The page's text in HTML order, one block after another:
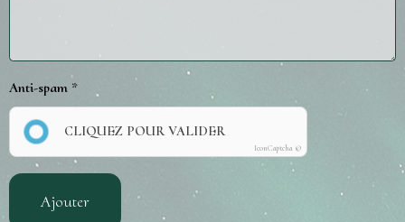
Anti-spam
CLIQUEZ POUR VALIDER
IconCaptcha ©
Ajouter